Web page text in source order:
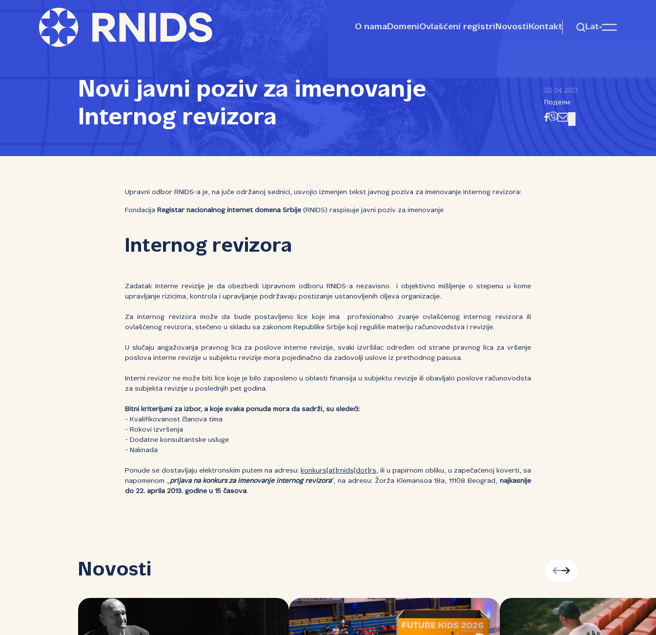
O nama DomeniOvlašćeni registri Novosti Kontakt Lat
Novi javni poziv za imenovanje
Internog revizora
02.04.2013
Подели:
Upravni odbor RNIDS-a je, na juče održanoj sednici, usvojio izmenjen tekst javnog poziva za imenovanje Internog revizora:
Fondacija Registar nacionalnog internet domena Srbije (RNIDS) raspisuje javni poziv za imenovanje
Internog revizora
Zadatak Interne revizije je da obezbedi Upravnom odboru RNIDS-a nezavisno i objektivno mišljenje o stepenu u kome
upravljanje rizicima, kontrola i upravljanje podržavaju postizanje ustanovljenih ciljeva organizacije.
Za internog revizora može da bude postavljeno lice koje ima profesionalno zvanje ovlašćenog internog revizora ili
ovlašćenog revizora, stečeno u skladu sa zakonom Republike Srbije koji reguliše materiju računovodstva i revizije.
U slučaju angažovanja pravnog lica za poslove interne revizije, svaki izvršilac određen od strane pravnog lica za vršenje
poslova interne revizije u subjektu revizije mora pojedinačno da zadovolji uslove iz prethodnog pasusa.
Interni revizor ne može biti lice koje je bilo zaposleno u oblasti finansija u subjektu revizije ili obavljalo poslove računovodsta
za subjekta revizije u poslednjih pet godina.
Bitni kriterijumi za izbor, a koje svaka ponuda mora da sadrži, su sledeći:
- Kvalifikovanost članova tima
- Rokovi izvršenja
- Dodatne konsultantske usluge
- Naknada
Ponude se dostavljaju elektronskim putem na adresu: konkurs[at]rnids[dot]rs, ili u papirnom obliku, u zapečaćenoj koverti, sa
napomenom „prijava na konkurs za imenovanje internog revizora“, na adresu: Žorža Klemansoa 18a, 11108 Beograd,najkasnije
do 22. aprila 2013. godine u 15 časova.
Novosti